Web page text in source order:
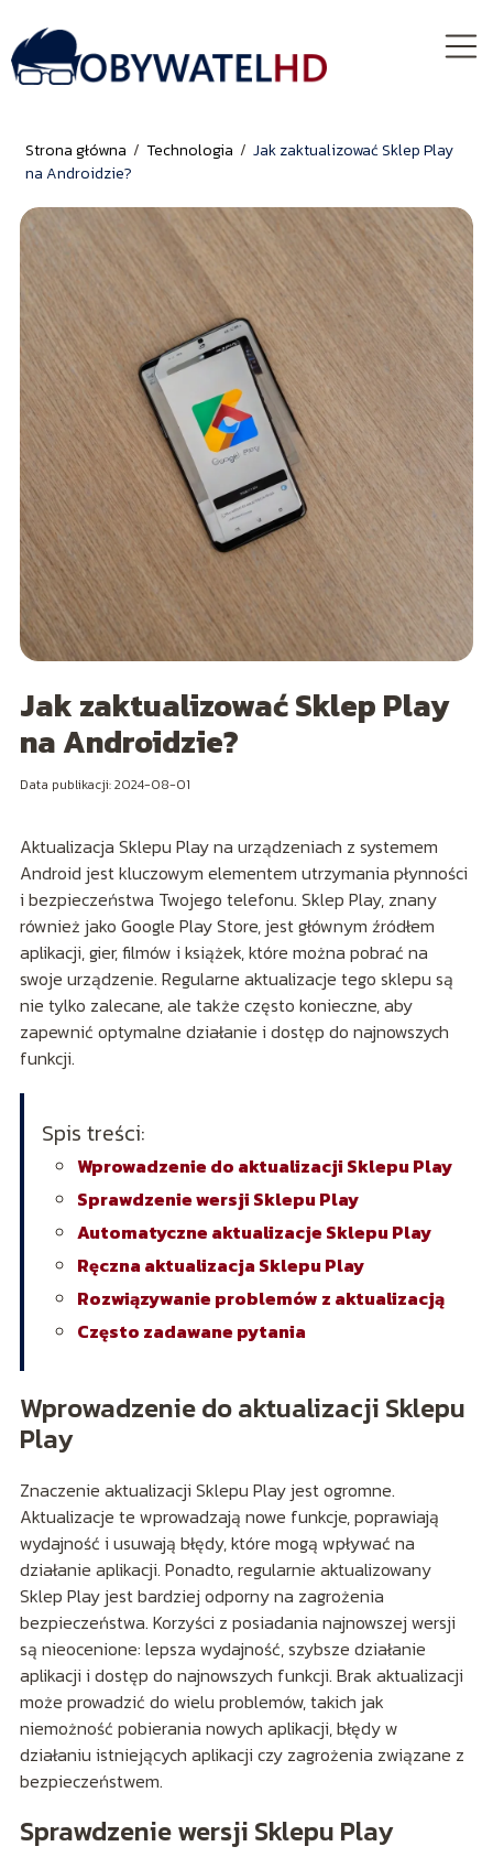
Strona główna / Technologia / Jak zaktualizować Sklep Play
na Androidzie?
Jak zaktualizować Sklep Play
na Androidzie?
Data publikacji: 2024-08-01
Aktualizacja Sklepu Play na urządzeniach z systemem
Android jest kluczowym elementem utrzymania płynności
i bezpieczeństwa Twojego telefonu. Sklep Play, znany
również jako Google Play Store, jest głównym źródłem
aplikacji, gier, filmów i książek, które można pobrać na
swoje urządzenie. Regularne aktualizacje tego sklepu są
nie tylko zalecane, ale także często konieczne, aby
zapewnić optymalne działanie i dostęp do najnowszych
funkcji.
Spis treści:
Wprowadzenie do aktualizacji Sklepu Play
Sprawdzenie wersji Sklepu Play
Automatyczne aktualizacje Sklepu Play
Ręczna aktualizacja Sklepu Play
Rozwiązywanie problemów z aktualizacją
Często zadawane pytania
Wprowadzenie do aktualizacji Sklepu
Play
Znaczenie aktualizacji Sklepu Play jest ogromne.
Aktualizacje te wprowadzają nowe funkcje, poprawiają
wydajność i usuwają błędy, które mogą wpływać na
działanie aplikacji. Ponadto, regularnie aktualizowany
Sklep Play jest bardziej odporny na zagrożenia
bezpieczeństwa. Korzyści z posiadania najnowszej wersji
są nieocenione: lepsza wydajność, szybsze działanie
aplikacji i dostęp do najnowszych funkcji. Brak aktualizacji
może prowadzić do wielu problemów, takich jak
niemożność pobierania nowych aplikacji, błędy w
działaniu istniejących aplikacji czy zagrożenia związane z
bezpieczeństwem.
Sprawdzenie wersji Sklepu Play